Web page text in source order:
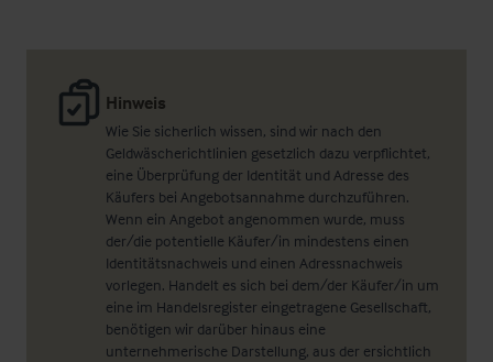
Hinweis
Wie Sie sicherlich wissen, sind wir nach den
Geldwäscherichtlinien gesetzlich dazu verpflichtet,
eine Überprüfung der Identität und Adresse des
Käufers bei Angebotsannahme durchzuführen.
Wenn ein Angebot angenommen wurde, muss
der/die potentielle Käufer/in mindestens einen
Identitätsnachweis und einen Adressnachweis
vorlegen. Handelt es sich bei dem/der Käufer/in um
eine im Handelsregister eingetragene Gesellschaft,
benötigen wir darüber hinaus eine
unternehmerische Darstellung, aus der ersichtlich